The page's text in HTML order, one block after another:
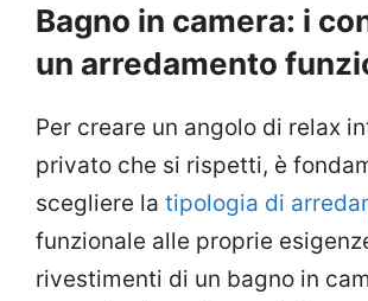
Bagno in camera: i
un arredamento
Per creare un angolo di relax
privato che si rispetti, è
scegliere la tipologia di
funzionale alle proprie
rivestimenti di un bagno in